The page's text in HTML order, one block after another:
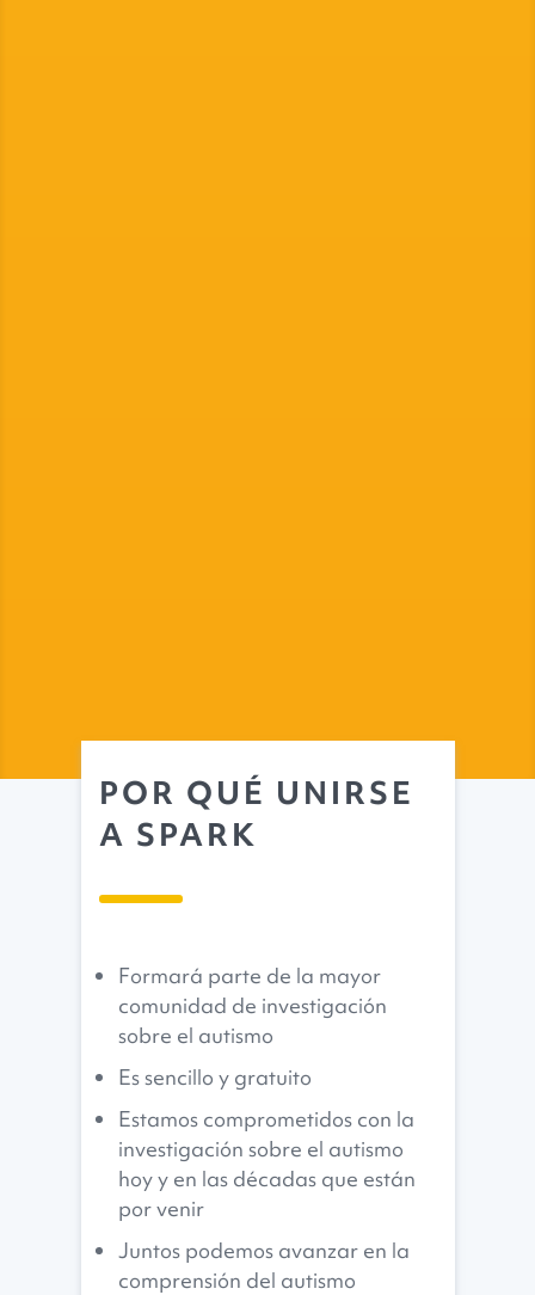
POR QUÉ UNIRSE
A SPARK
Formará parte de la mayor
comunidad de investigación
sobre el autismo
Es sencillo y gratuito
Estamos comprometidos con la
investigación sobre el autismo
hoy y en las décadas que están
por venir
Juntos podemos avanzar en la
comprensión del autismo